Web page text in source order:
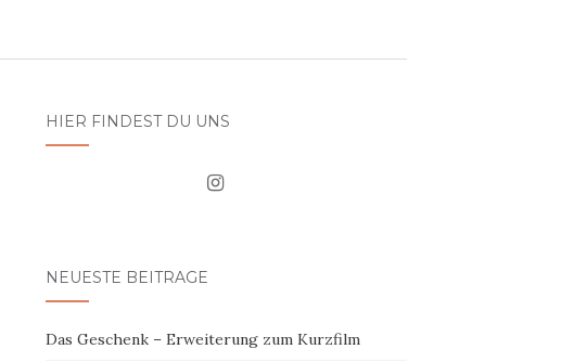
HIER FINDEST DU UNS
NEUESTE BEITRÄGE
Das Geschenk – Erweiterung zum Kurzfilm